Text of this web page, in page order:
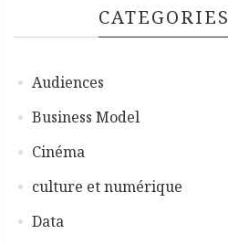
CATEGORIES
Audiences
Business Model
Cinéma
culture et numérique
Data